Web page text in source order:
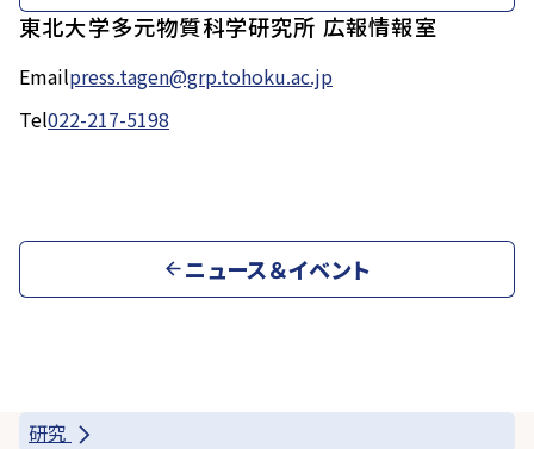
東北大学多元物質科学研究所 広報情報室
Emailpress.tagen@grp.tohoku.ac.jp
Tel022-217-5198
ニュース＆イベント
研究